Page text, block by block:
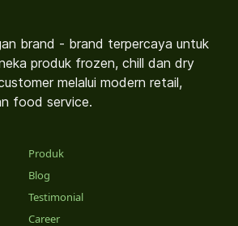
brand - brand terpercaya untuk
produk frozen, chill dan dry
melalui modern retail,
food service.
Produk
Blog
Testimonial
Career